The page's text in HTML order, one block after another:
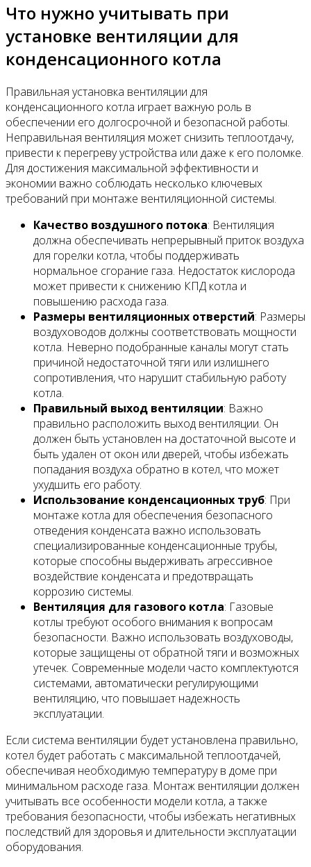
Что нужно учитывать при
установке вентиляции для
конденсационного котла
Правильная установка вентиляции для
конденсационного котла играет важную роль в
обеспечении его долгосрочной и безопасной работы.
Неправильная вентиляция может снизить теплоотдачу,
привести к перегреву устройства или даже к его поломке.
Для достижения максимальной эффективности и
экономии важно соблюдать несколько ключевых
требований при монтаже вентиляционной системы.
Качество воздушного потока: Вентиляция
должна обеспечивать непрерывный приток воздуха
для горелки котла, чтобы поддерживать
нормальное сгорание газа. Недостаток кислорода
может привести к снижению КПД котла и
повышению расхода газа.
Размеры вентиляционных отверстий: Размеры
воздуховодов должны соответствовать мощности
котла. Неверно подобранные каналы могут стать
причиной недостаточной тяги или излишнего
сопротивления, что нарушит стабильную работу
котла.
Правильный выход вентиляции: Важно
правильно расположить выход вентиляции. Он
должен быть установлен на достаточной высоте и
быть удален от окон или дверей, чтобы избежать
попадания воздуха обратно в котел, что может
ухудшить его работу.
Использование конденсационных труб: При
монтаже котла для обеспечения безопасного
отведения конденсата важно использовать
специализированные конденсационные трубы,
которые способны выдерживать агрессивное
воздействие конденсата и предотвращать
коррозию системы.
Вентиляция для газового котла: Газовые
котлы требуют особого внимания к вопросам
безопасности. Важно использовать воздуховоды,
которые защищены от обратной тяги и возможных
утечек. Современные модели часто комплектуются
системами, автоматически регулирующими
вентиляцию, что повышает надежность
эксплуатации.
Если система вентиляции будет установлена правильно,
котел будет работать с максимальной теплоотдачей,
обеспечивая необходимую температуру в доме при
минимальном расходе газа. Монтаж вентиляции должен
учитывать все особенности модели котла, а также
требования безопасности, чтобы избежать негативных
последствий для здоровья и длительности эксплуатации
оборудования.